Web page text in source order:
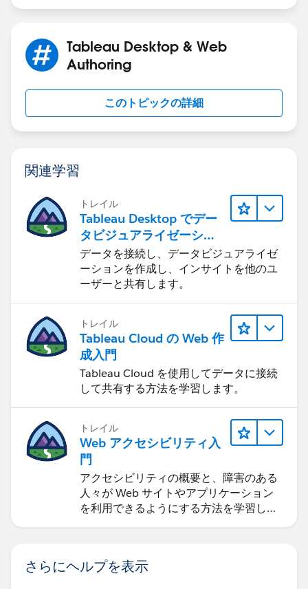
and it should function exactly as you wanted. The user
the filter update automatically.
Tableau Desktop & Web
Authoring
このトピックの詳細
関連学習
トレイル
Tableau Desktop でデー
タビジュアライゼーショ
ンをはじめる
データを接続し、データビジュアライゼ
ーションを作成し、インサイトを他のユ
ーザーと共有します。
トレイル
Tableau Cloud の Web 作
成入門
Tableau Cloud を使用してデータに接続
して共有する方法を学習します。
トレイル
Web アクセシビリティ入
門
アクセシビリティの概要と、障害のある
人々が Web サイトやアプリケーション
を利用できるようにする方法を学習しま
さらにヘルプを表示